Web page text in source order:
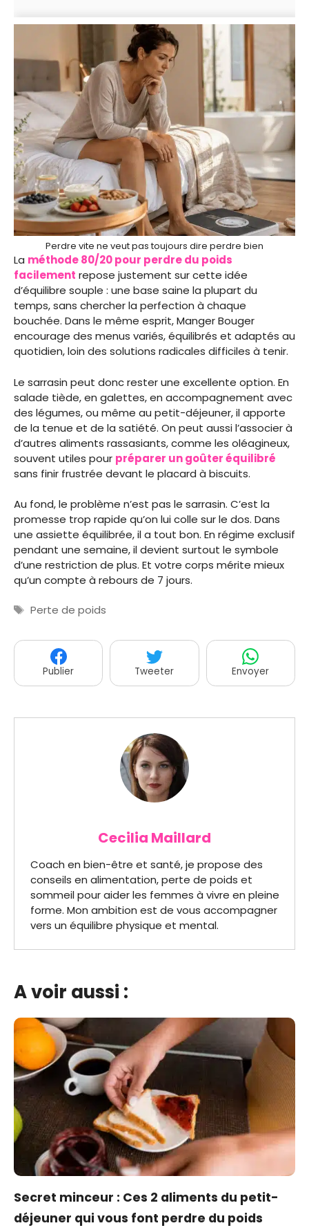
Perdre vite ne veut pas toujours dire perdre bien
La méthode 80/20 pour perdre du poids
facilement repose justement sur cette idée
d’équilibre souple : une base saine la plupart du
temps, sans chercher la perfection à chaque
bouchée. Dans le même esprit, Manger Bouger
encourage des menus variés, équilibrés et adaptés au
quotidien, loin des solutions radicales difficiles à tenir.
Le sarrasin peut donc rester une excellente option. En
salade tiède, en galettes, en accompagnement avec
des légumes, ou même au petit-déjeuner, il apporte
de la tenue et de la satiété. On peut aussi l’associer à
d’autres aliments rassasiants, comme les oléagineux,
souvent utiles pour préparer un goûter équilibré
sans finir frustrée devant le placard à biscuits.
Au fond, le problème n’est pas le sarrasin. C’est la
promesse trop rapide qu’on lui colle sur le dos. Dans
une assiette équilibrée, il a tout bon. En régime exclusif
pendant une semaine, il devient surtout le symbole
d’une restriction de plus. Et votre corps mérite mieux
qu’un compte à rebours de 7 jours.
Étiquettes
Perte de poids
Publier Tweeter Envoyer
Cecilia Maillard
Coach en bien-être et santé, je propose des
conseils en alimentation, perte de poids et
sommeil pour aider les femmes à vivre en pleine
forme. Mon ambition est de vous accompagner
vers un équilibre physique et mental.
A voir aussi :
Secret minceur : Ces 2 aliments du petit-
déjeuner qui vous font perdre du poids